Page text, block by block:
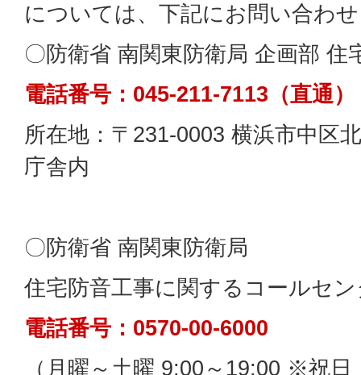
については、下記にお問い合わ
〇防衛省 南関東防衛局 企画部 住
電話番号：045-211-7113（直通）
所在地：〒231-0003 横浜市中区
庁舎内
〇防衛省 南関東防衛局
住宅防音工事に関するコールセ
電話番号：0570-00-6000
（月曜～土曜 9:00～19:00 ※祝